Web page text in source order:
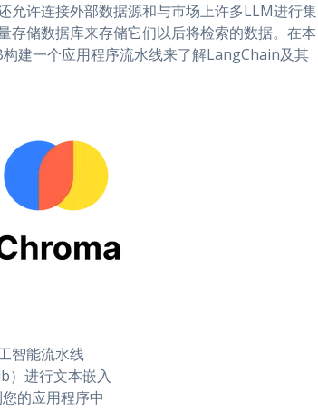
允许连接外部数据源和与市场上许多LLM进行集
存储数据库来存储它们以后将检索的数据。在本
建一个应用程序流水线来了解LangChain及其
智能流水线
）进行文本嵌入
的应用程序中